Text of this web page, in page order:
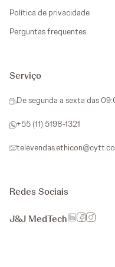
Política de privacidade
Perguntas frequentes
Serviço
De segunda a sexta das
+55 (11) 5198-1321
Redes Sociais
J&J MedTech